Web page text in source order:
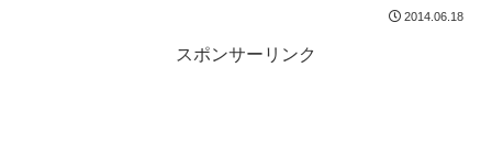
2014.06.18
スポンサーリンク